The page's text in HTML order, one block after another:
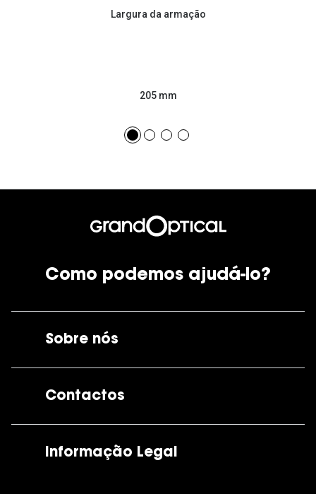
Largura da armação
205 mm
Como podemos ajudá-lo?
Sobre nós
Contactos
Informação Legal